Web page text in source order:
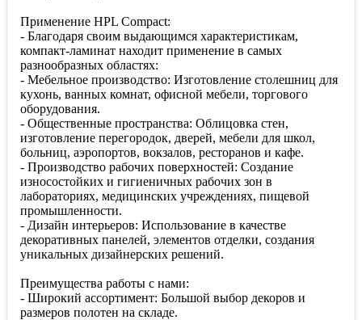
Применение HPL Compact:
- Благодаря своим выдающимся характеристикам,
компакт-ламинат находит применение в самых
разнообразных областях:
- Мебельное производство: Изготовление столешниц для
кухонь, ванных комнат, офисной мебели, торгового
оборудования.
- Общественные пространства: Облицовка стен,
изготовление перегородок, дверей, мебели для школ,
больниц, аэропортов, вокзалов, ресторанов и кафе.
- Производство рабочих поверхностей: Создание
износостойких и гигиеничных рабочих зон в
лабораториях, медицинских учреждениях, пищевой
промышленности.
- Дизайн интерьеров: Использование в качестве
декоративных панелей, элементов отделки, создания
уникальных дизайнерских решений.
Преимущества работы с нами:
- Широкий ассортимент: Большой выбор декоров и
размеров полотен на складе.